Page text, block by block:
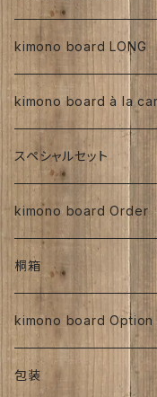
型染め
その他、紅型、ろうけつ等
大正着物 ビンテージ品
京都三年坂
ち江すさん
京友禅
銘仙
手書き
型染め
その他、紅型、ろうけつ
その他
銘仙
手書き
型染め
その他、紅型、ろうけつ等
人絹
手書き
型染め
その他、紅型、ろうけつ等
その他
交織
大正浪漫
ビンテージ古布
正絹
ろうけつ染め
ち江すさん
工房チリントゥさん
紅型染め
京友禅
金彩加工
人絹
その他
交織
大正浪漫
ビンテージ古布
kimono board LONG
正絹
書入り
伊藤瑞賢氏
ち江すさん
人絹
その他
ち江すさん
kimono board à la
正絹
明治着物
大正着物
昭和中期着物
人絹
金彩加工
その他
ち江すさん
銘仙
スペシャルセット
太山寺SET ／ 珈琲と焼
お茶と和菓子セット
太山寺SELECT ／ 珈琲
kimono board Order
正絹
大正着物
人絹
その他
桐箱
270角
オーダーサイズ
kimono board Option
正絹
包装